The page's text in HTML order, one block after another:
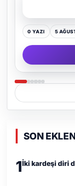
0 YAZI 16
SON
1İki kardeşi diri